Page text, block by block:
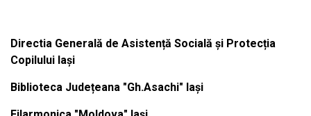
Directia Generală de Asistență Socială și Protecția
Copilului Iași
Biblioteca Județeana "Gh.Asachi" Iași